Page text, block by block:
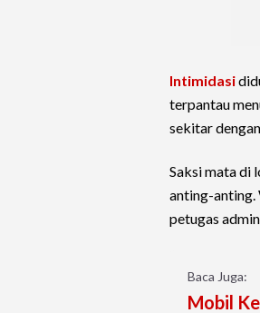
Intimidasi
terpantau
sekitar
Saksi mata di
anting-anting.
petugas
Baca Juga:
Mobil